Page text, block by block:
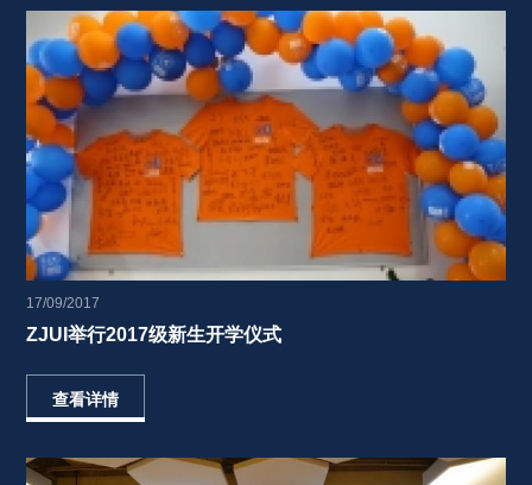
17/09/2017
ZJUI举行2017级新生开学仪式
查看详情